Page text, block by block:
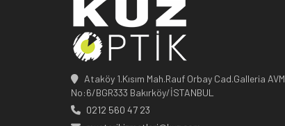
Ataköy 1.Kısım Mah.Rauf Orbay Cad.Galleria AVM
No:6/BGR333 Bakırköy/İSTANBUL
0212 560 47 23